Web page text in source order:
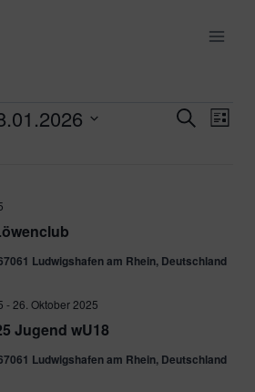
SucheListe
Ludwigshafen am Rhein, Deutschland
Jugend wU18
- 26. Oktober 2025
Ludwigshafen am Rhein, Deutschland